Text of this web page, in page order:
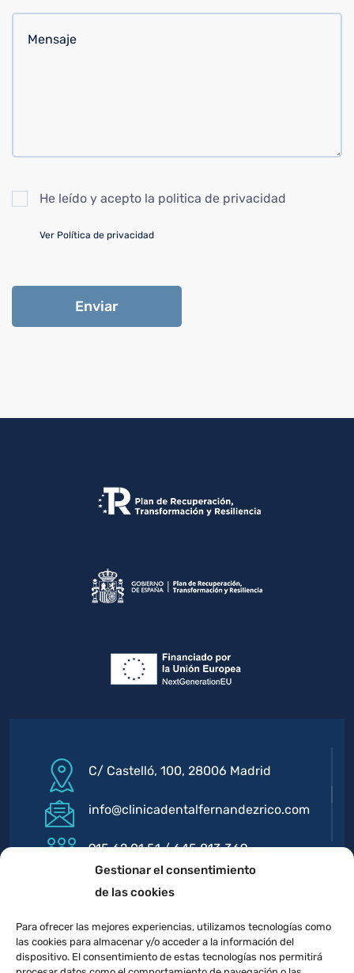
Gestionar el consentimiento
de las cookies
Para ofrecer las mejores experiencias, utilizamos tecnologías como
las cookies para almacenar y/o acceder a la información del
dispositivo. El consentimiento de estas tecnologías nos permitirá
He leído y acepto la politica de privacidad
Ver Política de privacidad
Enviar
C/ Castelló, 100, 28006 Madrid
info@clinicadentalfernandezrico.com
915 62 01 51 / 645 813 369